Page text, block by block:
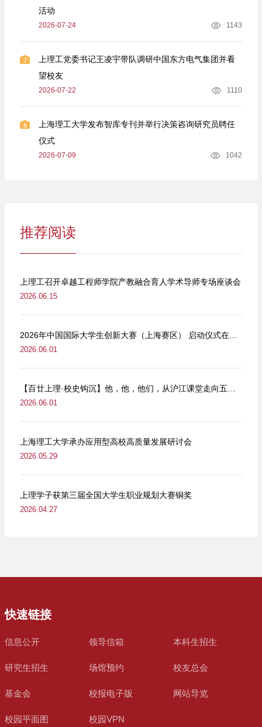
活动
2026-07-24 1143
7
上理工党委书记王凌宇带队调研中国东方电气集团并看
望校友
2026-07-22 1110
8
上海理工大学发布智库专刊并举行决策咨询研究员聘任
仪式
2026-07-09 1042
推荐阅读
上理工召开卓越工程师学院产教融合育人学术导师专场座谈会
2026.06.15
2026.06.01
2026.06.01
上海理工大学承办应用型高校高质量发展研讨会
2026.05.29
上理学子获第三届全国大学生职业规划大赛铜奖
2026.04.27
快速链接
信息公开 领导信箱 本科生招生
研究生招生 场馆预约 校友总会
基金会 校报电子版 网站导览
校园平面图 校园VPN